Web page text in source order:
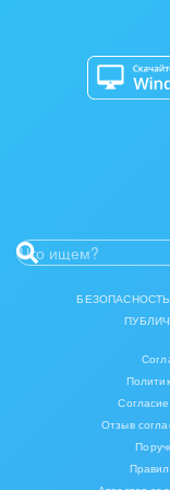
Интерьер,
Мебель, лес,
Медицина и
Металлургия
Кибербезопасность
Битрикс24 Маркет
Разработчикам
БЕЗОПАСНОСТЬ
Отзыв